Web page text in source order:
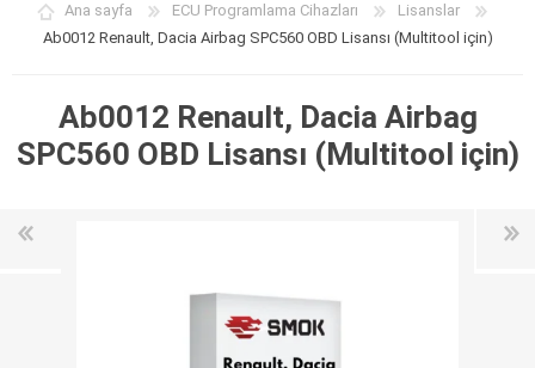
İSTEK LISTESI (0)
Ana sayfa ECU Programlama Cihazları
Lisanslar
Ab0012 Renault, Dacia Airbag SPC560 OBD Lisansı (Multitool için)
Ab0012 Renault, Dacia Airbag
SPC560 OBD Lisansı (Multitool için)